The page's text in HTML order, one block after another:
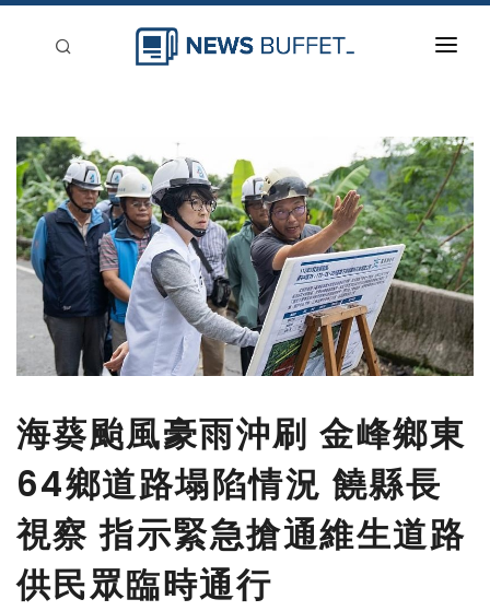
新聞稿分類
登入
刊登
海葵颱風豪雨沖刷 金峰鄉東
64鄉道路塌陷情況 饒縣長
視察 指示緊急搶通維生道路
供民眾臨時通行